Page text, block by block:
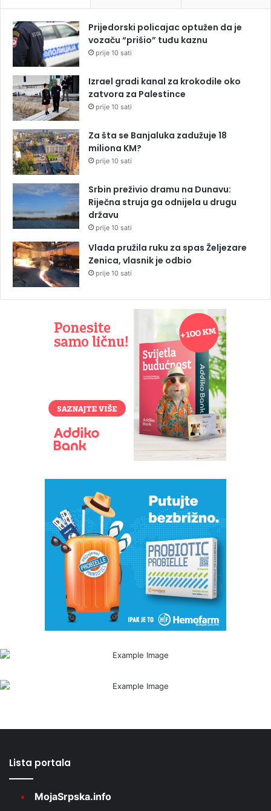
Prijedorski policajac optužen da je
vozaču “prišio” tuđu kaznu
prije 10 sati
Izrael gradi kanal za krokodile oko
zatvora za Palestince
prije 10 sati
Za šta se Banjaluka zadužuje 18
miliona KM?
prije 10 sati
Srbin preživio dramu na Dunavu:
Riječna struja ga odnijela u drugu
državu
prije 10 sati
Vlada pružila ruku za spas Željezare
Zenica, vlasnik je odbio
prije 10 sati
Lista portala
MojaSrpska.info